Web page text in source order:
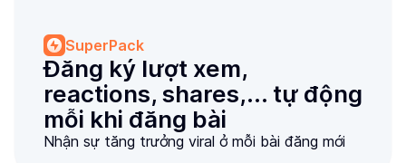
SuperPack
Đăng ký lượt xem,
reactions, shares,... tự động
mỗi khi đăng bài
Nhận sự tăng trưởng viral ở mỗi bài đăng mới